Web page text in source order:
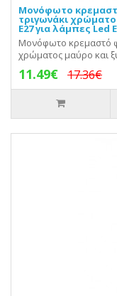
Μονόφωτο
τριγωνάκι
Ε27 για λάμπες Led
Μονόφωτο κρεμαστό
χρώματος μαύρο και
11.49€ 17.36€